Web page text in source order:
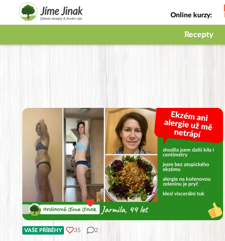
Online kurzy:
Jak na babičky
Recepty
VAŠE PŘÍBĚHY 35 2